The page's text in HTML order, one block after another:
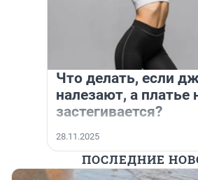
Что делать, если
налезают, а платье
застегивается?
28.11.2025
ПОСЛЕДНИЕ